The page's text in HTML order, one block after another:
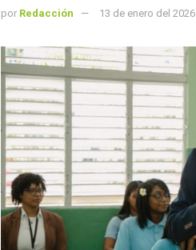
por Redacción 13 de enero del 2026